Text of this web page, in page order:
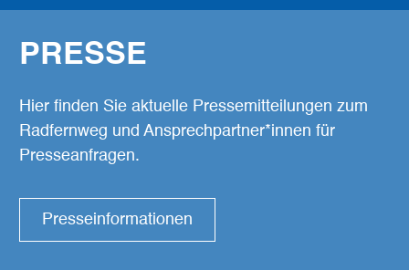
PRESSE
Hier finden Sie aktuelle Pressemitteilungen zum
Radfernweg und Ansprechpartner*innen für
Presseanfragen.
Presseinformationen